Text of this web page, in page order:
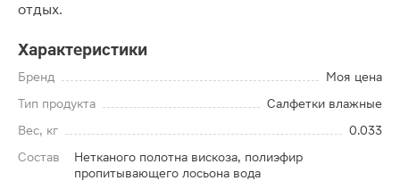
отдых.
Характеристики
Бренд
Моя цена
Тип продукта
Салфетки влажные
Вес, кг
0.033
Состав
Нетканого полотна вискоза, полиэфир
пропитывающего лосьона вода